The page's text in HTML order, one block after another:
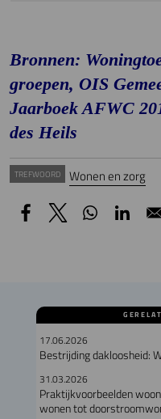
Bronnen:
groepen, OIS
Jaarboek AFWC
des Heils
TREFWOORD Wonen en zorg
17.06.2026
Bestrijding dakloosheid:
31.03.2026
Praktijkvoorbeelden
wonen tot